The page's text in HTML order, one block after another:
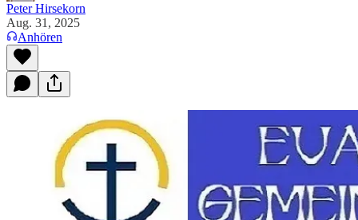
Peter Hirsekorn
Aug. 31, 2025
Anhören